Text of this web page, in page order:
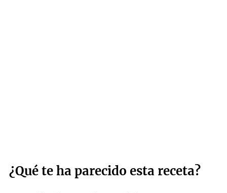
¿Qué te ha parecido esta receta?